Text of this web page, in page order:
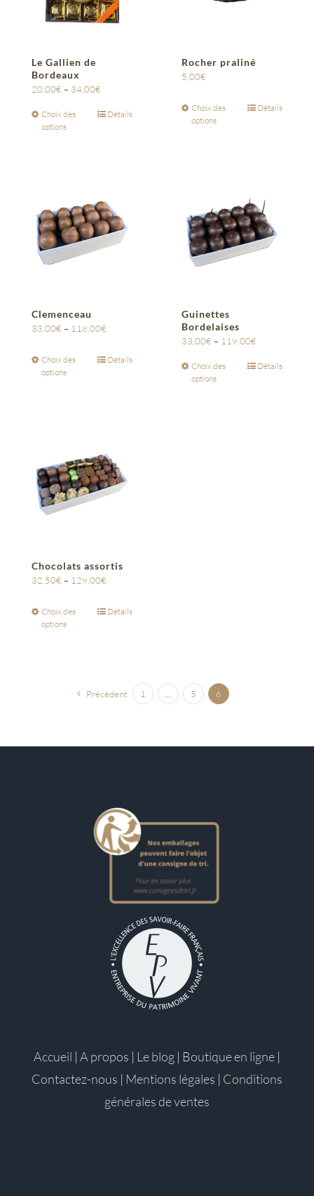
Le Gallien de
Bordeaux
20,00€ – 34,00€
Choix des
options
Détails
Rocher praliné
5,00€
Choix des
options
Détails
Clemenceau
33,00€ – 118,00€
Choix des
options
Détails
Guinettes
Bordelaises
33,00€ – 119,00€
Choix des
options
Détails
Chocolats assortis
32,50€ – 129,00€
Choix des
options
Détails
Précédent 1 5 6
Accueil | A propos | Le blog | Boutique en ligne |
Contactez-nous | Mentions légales | Conditions
générales de ventes